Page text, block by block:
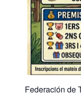
Federación de